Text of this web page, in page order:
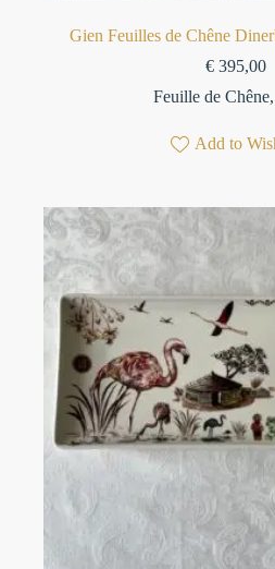
Gien Feuilles de Chêne
€ 395,00
Feuille de Chêne,
Add to